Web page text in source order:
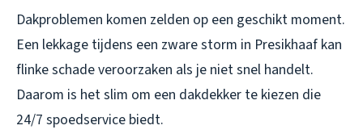
Dakproblemen komen zelden op een geschikt moment.
Een lekkage tijdens een zware storm in Presikhaaf kan
flinke schade veroorzaken als je niet snel handelt.
Daarom is het slim om een dakdekker te kiezen die
24/7 spoedservice biedt.